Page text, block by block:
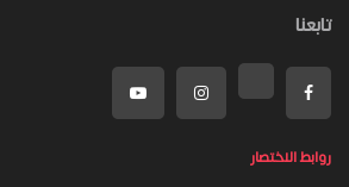
تابعنا
روابط الاختصار